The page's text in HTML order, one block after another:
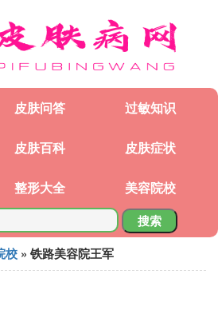
皮肤问答 过敏知识
皮肤百科 皮肤症状
整形大全 美容院校
搜索
校 » 铁路美容院王军